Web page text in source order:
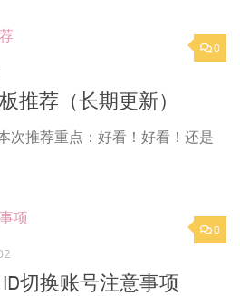
0
推荐（长期更新）
次推荐重点：好看！好看！还是
0
切换账号注意事项